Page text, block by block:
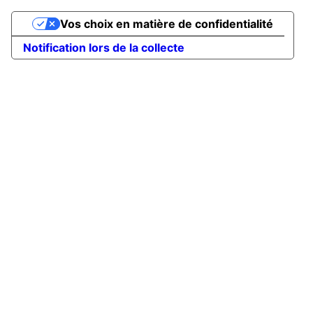
Notification lors de la collecte
Vos choix en matière de confidentialité